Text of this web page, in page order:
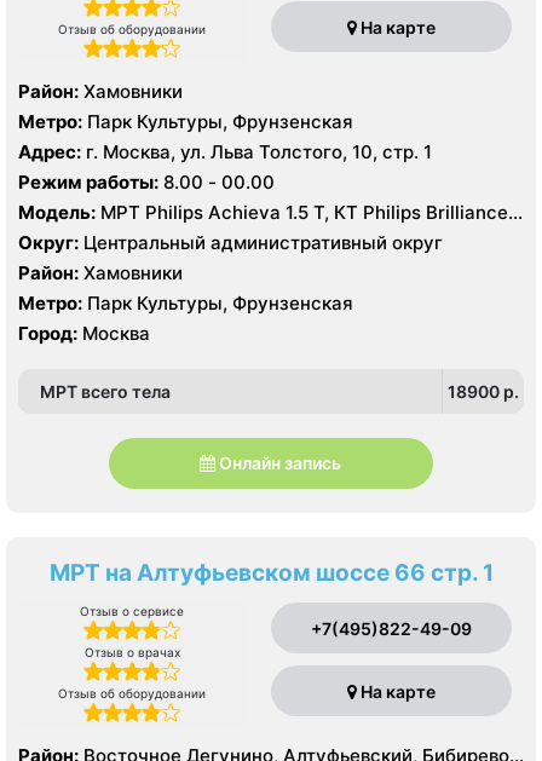
Отзыв об оборудовании На карте
Район: Хамовники
Метро: Парк Культуры, Фрунзенская
Адрес: г. Москва, ул. Льва Толстого, 10, стр. 1
Режим работы: 8.00 - 00.00
Модель: МРТ Philips Achieva 1.5 T, КТ Philips Brilliance
64 среза
Округ: Центральный административный округ
Район: Хамовники
Метро: Парк Культуры, Фрунзенская
Город: Москва
МРТ всего тела 18900 p.
Онлайн запись
МРТ на Алтуфьевском шоссе 66 стр. 1
Отзыв о сервисе
Отзыв о врачах
Отзыв об оборудовании
+7(495)822-49-09
На карте
Район: Восточное Дегунино, Алтуфьевский, Бибирево,